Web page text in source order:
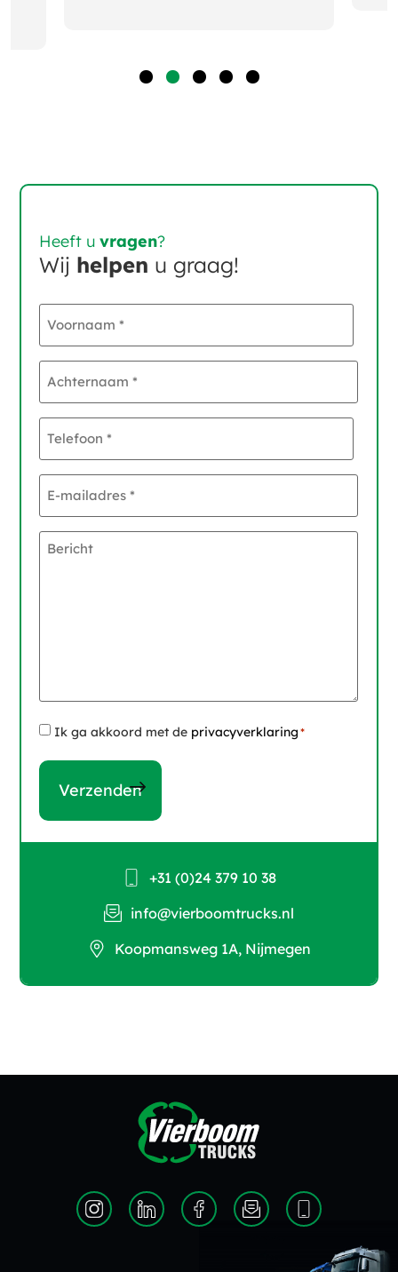
3 4 5
Heeft uvragen?
Wij helpen u graag!
Voornaam
Achternaam
Telefoon
E-
mailadres
Bericht
Instemming
Ik ga akkoord met de privacyverklaring*
+31 (0)24 379 10 38
info@vierboomtrucks.nl
Koopmansweg 1A, Nijmegen